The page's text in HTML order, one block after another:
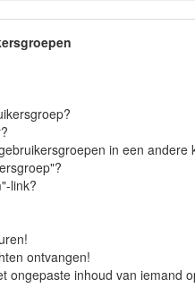
in een andere
link?
ontvangen!
ongepaste inhoud van iemand